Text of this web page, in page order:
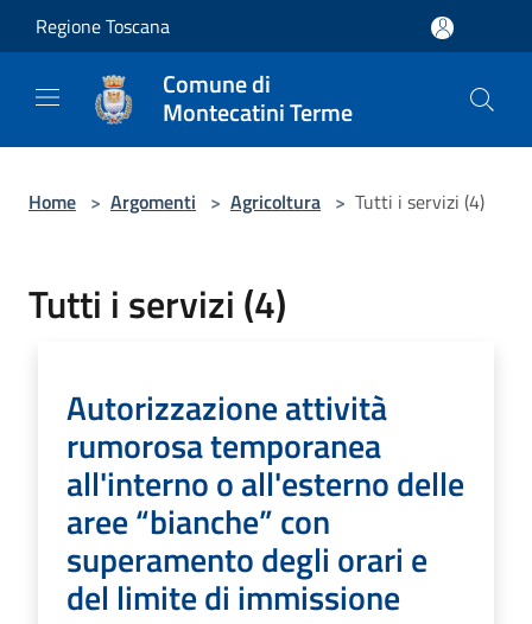
Salta al contenuto principale
Regione Toscana
Comune di
Montecatini Terme
Home > Argomenti > Agricoltura > Tutti i servizi (4)
Tutti i servizi (4)
Autorizzazione attività
rumorosa temporanea
all'interno o all'esterno delle
aree “bianche” con
superamento degli orari e
del limite di immissione